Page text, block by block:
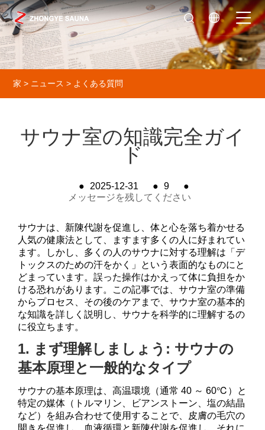
家 > ニュース > よくある質問
サウナ室の知識完全ガイ
ド
● 2025-12-31 ● 9
●
メッセージを残してください
サウナは、新陳代謝を促進し、体と心を落ち着かせる
人気の健康法として、ますます多くの人に好まれてい
ます。しかし、多くの人のサウナに対する理解は「デ
トックスのための汗をかく」という表面的なものにと
どまっています。誤った操作はかえって体に負担をか
ける恐れがあります。この記事では、サウナ室の準備
からプロセス、その後のケアまで、サウナ室の基本的
な知識を詳しく説明し、サウナを科学的に理解するの
に役立ちます。
1. まず理解しましょう: サウナの
基本原理と一般的なタイプ
サウナの基本原理は、高温環境（通常 40 ～ 60℃）と
特定の媒体（トルマリン、ビアンストーン、塩の結晶
など）を組み合わせて使用​​することで、皮膚の毛穴の
開きを促進し、血液循環と新陳代謝を促進し、それに